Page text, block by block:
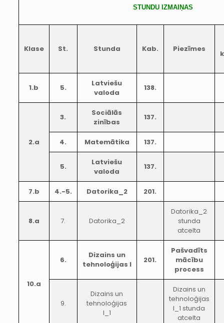
STUNDU IZMAIŅAS
Klase St. Stunda Kab. Piezīmes
1.b 5.
Latviešu
valoda
138.
2.a
3.
Sociālās
zinības
137.
4. Matemātika 137.
5.
Latviešu
valoda
137.
7.b 4.-5. Datorika_2 201.
8.a 7. Datorika_2
Datorika_2
stunda
atcelta
10.a
6.
Dizains un
tehnoloģijas I
201.
Pašvadīts
mācību
process
9.
Dizains un
tehnoloģijas
I_1
Dizains un
tehnoloģijas
I_1 stunda
atcelta